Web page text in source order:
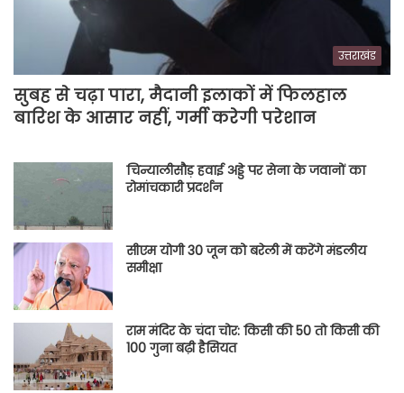
उत्तराखंड
सुबह से चढ़ा पारा, मैदानी इलाकों में फिलहाल
बारिश के आसार नहीं, गर्मी करेगी परेशान
चिन्यालीसौड़ हवाई अड्डे पर सेना के जवानों का
रोमांचकारी प्रदर्शन
सीएम योगी 30 जून को बरेली में करेंगे मंडलीय
समीक्षा
राम मंदिर के चंदा चोर: किसी की 50 तो किसी की
100 गुना बढ़ी हैसियत